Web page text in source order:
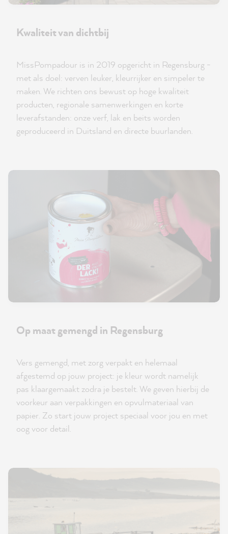
Kwaliteit van dichtbij
MissPompadour is in 2019 opgericht in Regensburg -
met als doel: verven leuker, kleurrijker en simpeler te
maken. We richten ons bewust op hoge kwaliteit
producten, regionale samenwerkingen en korte
leverafstanden: onze verf, lak en beits worden
geproduceerd in Duitsland en directe buurlanden.
Op maat gemengd in Regensburg
Vers gemengd, met zorg verpakt en helemaal
afgestemd op jouw project: je kleur wordt namelijk
pas klaargemaakt zodra je bestelt. We geven hierbij de
voorkeur aan verpakkingen en opvulmateriaal van
papier. Zo start jouw project speciaal voor jou en met
oog voor detail.